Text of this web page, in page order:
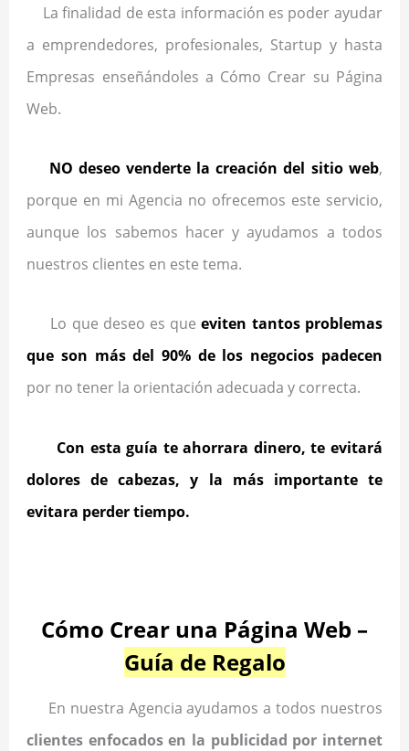
La finalidad de esta información es poder ayudar
a emprendedores, profesionales, Startup y hasta
Empresas enseñándoles a Cómo Crear su Página
Web.
NO deseo venderte la creación del sitio web,
porque en mi Agencia no ofrecemos este servicio,
aunque los sabemos hacer y ayudamos a todos
nuestros clientes en este tema.
Lo que deseo es queeviten tantos problemas
que son más del 90% de los negocios padecen
por no tener la orientación adecuada y correcta.
Con esta guía te ahorrara dinero, te evitará
dolores de cabezas, y la más importante te
evitara perder tiempo.
Cómo Crear una Página Web –
Guía de Regalo
En nuestra Agencia ayudamos a todos nuestros
clientes enfocados en la publicidad por internet